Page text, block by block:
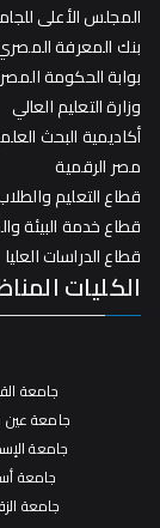
المجلس الأعلى
بنك المعرفة
بوابة الحكومة
وزارة التعليم العالي
أكاديمية البحث
مصر الرقمية
قطاع التعليم
قطاع خدمة البيئة
قطاع الدراسات العليا
الكليات
جامعة
جامعة
جامعة
جامعة
جامعة